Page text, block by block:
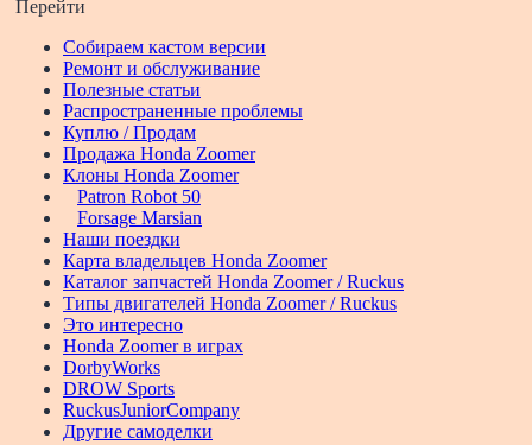
Перейти
Собираем кастом версии
Ремонт и обслуживание
Полезные статьи
Распространенные проблемы
Куплю / Продам
Продажа Honda Zoomer
Клоны Honda Zoomer
Patron Robot 50
Forsage Marsian
Наши поездки
Карта владельцев Honda Zoomer
Каталог запчастей Honda Zoomer / Ruckus
Типы двигателей Honda Zoomer / Ruckus
Это интересно
Honda Zoomer в играх
DorbyWorks
DROW Sports
RuckusJuniorCompany
Другие самоделки